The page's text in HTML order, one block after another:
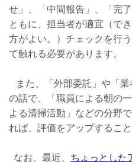
せ」、「中間報告」、「完
ともに、担当者が適宜（で
方がよい。）チェックを行
て触れる必要があります。
また、「外部委託」や「
の話で、「職員による朝の
よる清掃活動」などの分野
れば、評価をアップするこ
なお、最近、 ちょっとした